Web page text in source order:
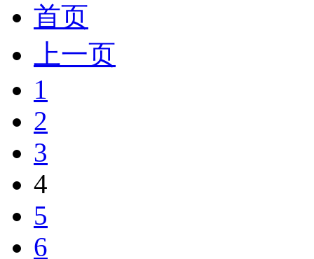
首页
上一页
1
2
3
4
5
6